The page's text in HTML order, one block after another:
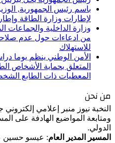
باسم رئيس الجمهورية,
لإطارات وزارة الطاقة
وزارة الداخلية والجماعات
من ادعاءات حول عدم
للاستهلاك
الأمن الوطني ينظم يوما
المتعلق بحماية الأشخاص
المعطيات ذات الطابع
من نحن
النخبة نيوز منبر إعلامي إلكتروني
ومتابعة المواضيع الهادفة على
الدولي.
المسير المدير العام: عيسو حسين